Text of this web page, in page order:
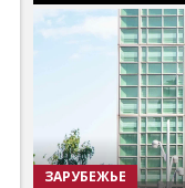
ЗАРУБЕЖЬЕ